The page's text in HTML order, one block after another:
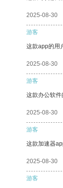
2025-08-30
游客
这款app的用
2025-08-30
游客
这款办公软件
2025-08-30
游客
这款加速器
2025-08-30
游客